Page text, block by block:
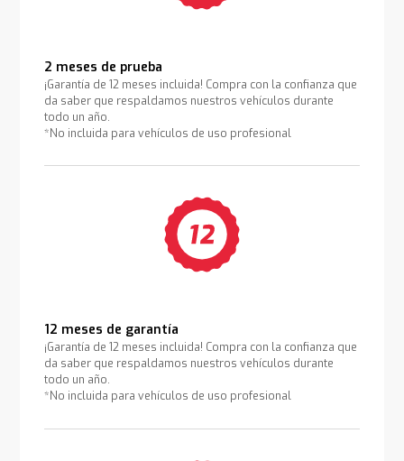
2 meses de prueba
¡Garantía de 12 meses incluida! Compra con la confianza que
da saber que respaldamos nuestros vehículos durante
todo un año.
*No incluida para vehículos de uso profesional
12 meses de garantía
¡Garantía de 12 meses incluida! Compra con la confianza que
da saber que respaldamos nuestros vehículos durante
todo un año.
*No incluida para vehículos de uso profesional